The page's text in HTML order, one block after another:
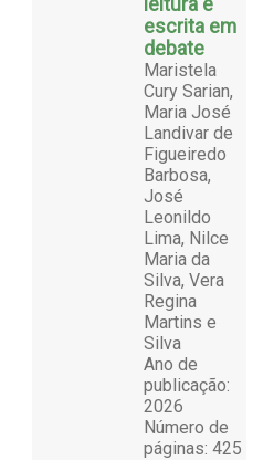
escrita em
debate
Maristela
Cury Sarian,
Maria José
Landivar de
Figueiredo
Barbosa,
José
Leonildo
Lima, Nilce
Maria da
Silva, Vera
Regina
Martins e
Silva
Ano de
publicação:
2026
Número de
páginas: 425